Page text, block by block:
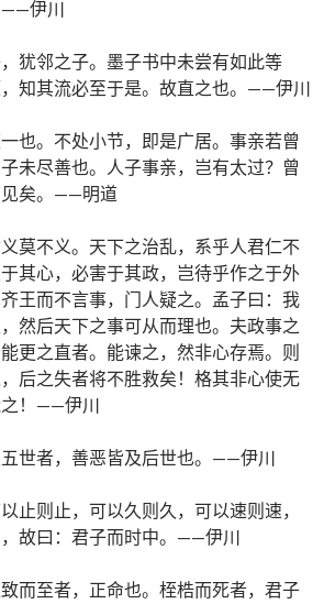
——伊川
犹邻之子。墨子书中未尝有如此等
知其流必至于是。故直之也。——伊川
也。不处小节，即是广居。事亲若曾
未尽善也。人子事亲，岂有太过？曾
见矣。——明道
莫不义。天下之治乱，系乎人君仁不
其心，必害于其政，岂待乎作之于外
王而不言事，门人疑之。孟子曰：我
然后天下之事可从而理也。夫政事之
更之直者。能谏之，然非心存焉。则
后之失者将不胜救矣！格其非心使无
之！——伊川
世者，善恶皆及后世也。——伊川
止则止，可以久则久，可以速则速，
故曰：君子而时中。——伊川
而至者，正命也。桎梏而死者，君子